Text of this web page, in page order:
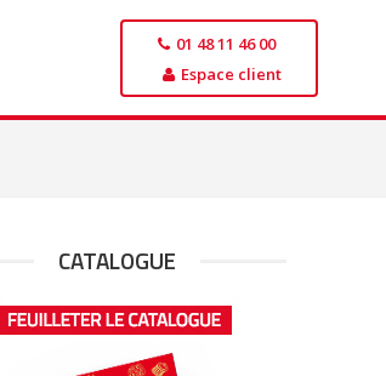
01 48 11 46 00
Espace client
CATALOGUE